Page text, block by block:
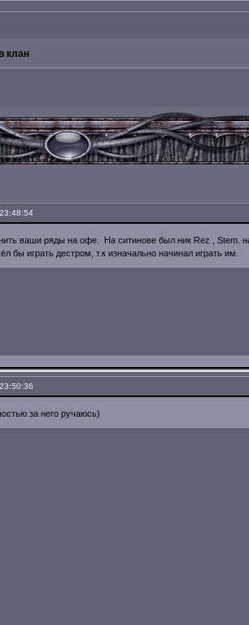
клан
ваши ряды на офе. На ситинове был ник Rez , Stem.
бы играть дестром, т.к изначально начинал играть им.
за него ручаюсь)